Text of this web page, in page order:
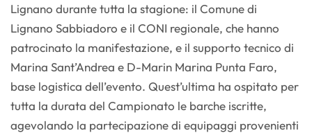
Lignano durante tutta la stagione: il Comune di
Lignano Sabbiadoro e il CONI regionale, che hanno
patrocinato la manifestazione, e il supporto tecnico di
Marina Sant’Andrea e D-Marin Marina Punta Faro,
base logistica dell’evento. Quest’ultima ha ospitato per
tutta la durata del Campionato le barche iscritte,
agevolando la partecipazione di equipaggi provenienti